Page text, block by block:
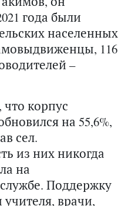
года были
населенных
116
–
корпус
на 55,6%,
сел.
из них никогда
на
Поддержку
врачи,